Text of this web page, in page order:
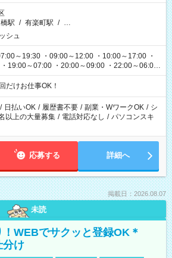
駅 / 有楽町駅 / …
シュ
～19:30 ・09:00～12:00 ・10:00～17:00 ・
19:00～07:00 ・20:00～09:00 ・22:00～06:00
トはだけお仕事OK！
/ 日払いOK / 履歴書不要 / 副業・WワークOK / シ
以上の大量募集 / 電話対応なし / パソコンスキ
応募する 詳細へ
掲載日：2026.08.07
未読
WEBでサクッと登録OK＊
分け